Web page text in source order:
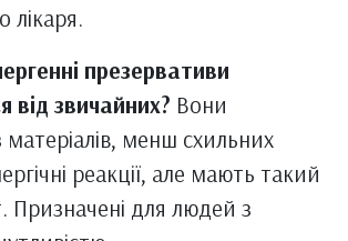
лікаря.
презервативи
від звичайних? Вони
матеріалів, менш схильних
реакції, але мають такий
Призначені для людей з